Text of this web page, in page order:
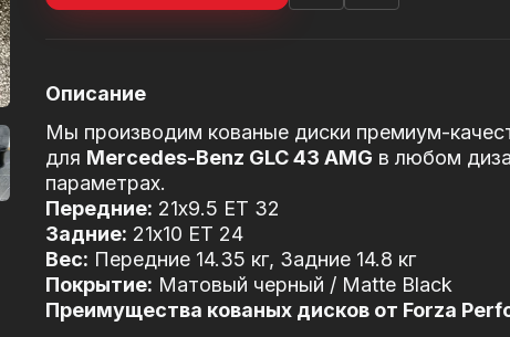
Описание
Мы производим кованые диски премиум-
для Mercedes-Benz GLC 43 AMG в любом
параметрах.
Передние: 21x9.5 ET 32
Задние: 21x10 ET 24
Вес: Передние 14.35 кг, Задние 14.8 кг
Покрытие: Матовый черный / Matte Black
Преимущества кованых дисков от Forza